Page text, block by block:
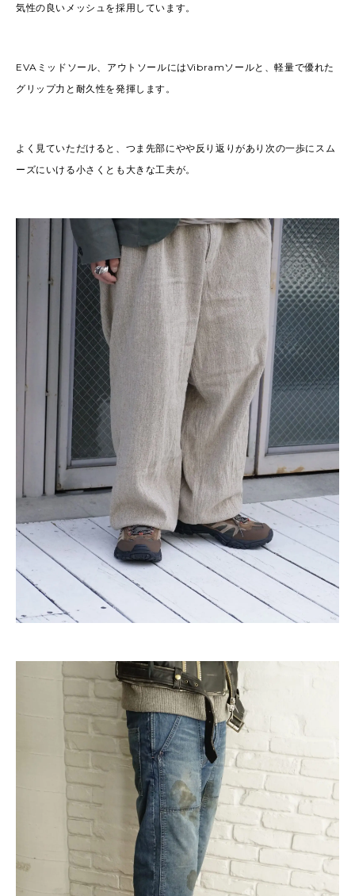
気性の良いメッシュを採用しています。
EVAミッドソール、アウトソールにはVibramソールと、軽量で優れた
グリップ力と耐久性を発揮します。
よく見ていただけると、つま先部にやや反り返りがあり次の一歩にスム
ーズにいける小さくとも大きな工夫が。